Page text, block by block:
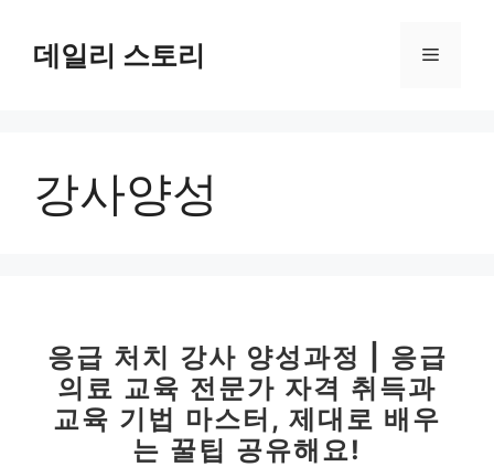
데일리 스토리 메
강사양성
응급 처치 강사 양성과정 | 응급
의료 교육 전문가 자격 취득과
교육 기법 마스터, 제대로 배우
는 꿀팁 공유해요!